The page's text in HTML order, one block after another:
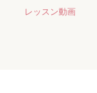
レッスン動画